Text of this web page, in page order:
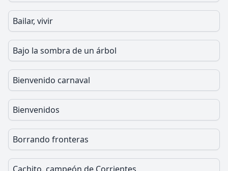
Bailar, vivir
Bajo la sombra de un árbol
Bienvenido carnaval
Bienvenidos
Borrando fronteras